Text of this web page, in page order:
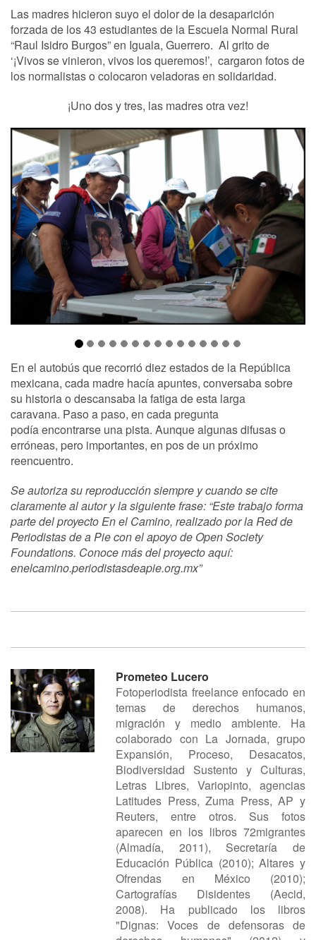
Las madres hicieron suyo el dolor de la desaparición
forzada de los 43 estudiantes de la Escuela Normal Rural
“Raul Isidro Burgos” en Iguala, Guerrero. Al grito de
‘¡Vivos se vinieron, vivos los queremos!’, cargaron fotos de
los normalistas o colocaron veladoras en solidaridad.
¡Uno dos y tres, las madres otra vez!
En el autobús que recorrió diez estados de la República
mexicana, cada madre hacía apuntes, conversaba sobre
su historia o descansaba la fatiga de esta larga
caravana. Paso a paso, en cada pregunta
podía encontrarse una pista. Aunque algunas difusas o
erróneas, pero importantes, en pos de un próximo
reencuentro.
Se autoriza su reproducción siempre y cuando se cite
claramente al autor y la siguiente frase: “Este trabajo forma
parte del proyecto En el Camino, realizado por la Red de
Periodistas de a Pie con el apoyo de Open Society
Foundations. Conoce más del proyecto aquí:
enelcamino.periodistasdeapie.org.mx”
Prometeo Lucero
Fotoperiodista freelance enfocado en
temas de derechos humanos,
migración y medio ambiente. Ha
colaborado con La Jornada, grupo
Expansión, Proceso, Desacatos,
Biodiversidad Sustento y Culturas,
Letras Libres, Variopinto, agencias
Latitudes Press, Zuma Press, AP y
Reuters, entre otros. Sus fotos
aparecen en los libros 72migrantes
(Almadía, 2011), Secretaría de
Educación Pública (2010); Altares y
Ofrendas en México (2010);
Cartografías Disidentes (Aecid,
2008). Ha publicado los libros
"Dignas: Voces de defensoras de